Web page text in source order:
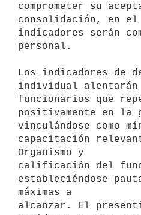
comprometer su
consolidación, en
indicadores serán
personal.
Los indicadores de
individual alentarán
funcionarios que
positivamente en la
vinculándose como
capacitación
Organismo y
calificación del
estableciéndose
máximas a
alcanzar. El